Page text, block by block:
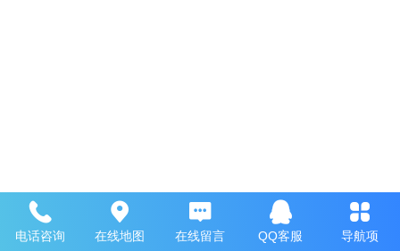
电话咨询 在线地图 在线留言 QQ客服 导航项